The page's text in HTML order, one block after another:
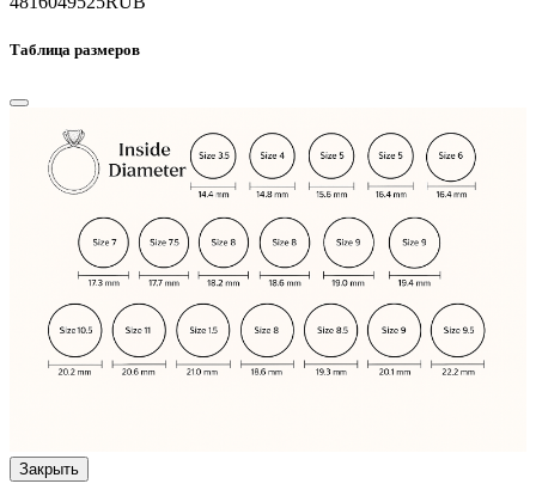
Таблица размеров
Закрыть